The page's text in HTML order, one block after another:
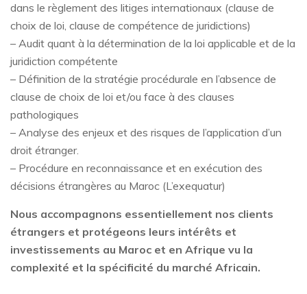
dans le règlement des litiges internationaux (clause de
choix de loi, clause de compétence de juridictions)
– Audit quant à la détermination de la loi applicable et de la
juridiction compétente
– Définition de la stratégie procédurale en l’absence de
clause de choix de loi et/ou face à des clauses
pathologiques
– Analyse des enjeux et des risques de l’application d’un
droit étranger.
– Procédure en reconnaissance et en exécution des
décisions étrangères au Maroc (L’exequatur)
Nous accompagnons essentiellement nos clients
étrangers et protégeons leurs intérêts et
investissements au Maroc et en Afrique vu la
complexité et la spécificité du marché Africain.